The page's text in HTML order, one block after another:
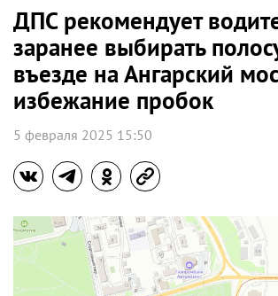
ДПС рекомендует
заранее выбирать
въезде на Ангарский
избежание пробок
5 февраля 2025 15:50